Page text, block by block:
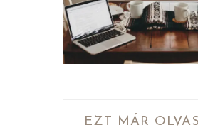
EZT MÁR